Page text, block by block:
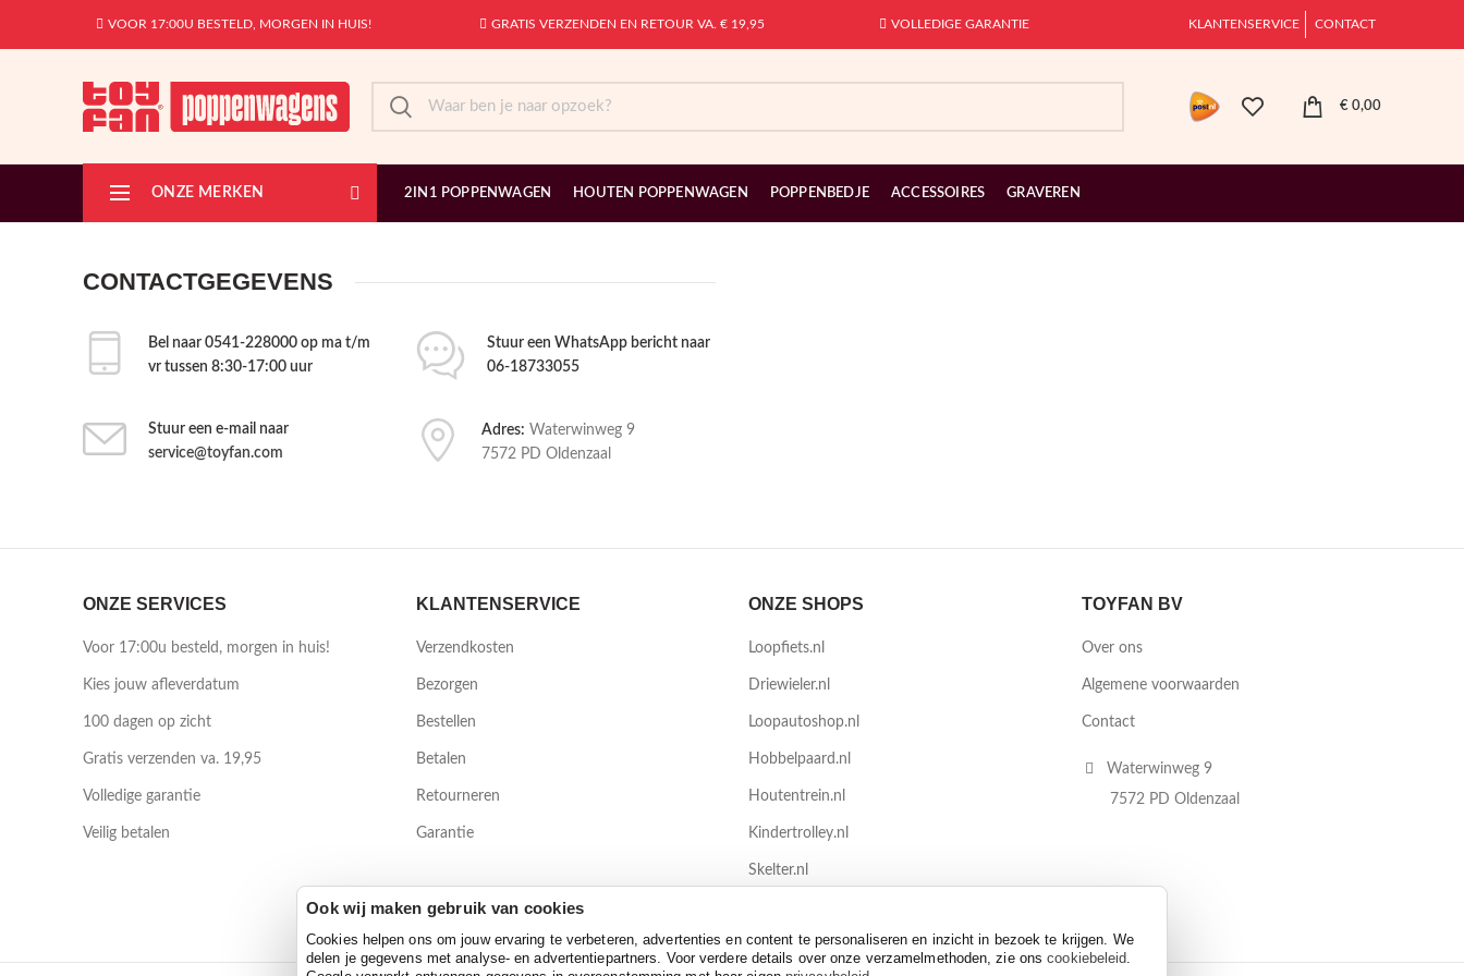
VOOR 17:00U BESTELD, MORGEN IN HUIS! GRATIS VERZENDEN EN RETOUR VA. € 19,95 VOLLEDIGE GARANTIE KLANTENSERVICE CONTACT
€ 0,00
ONZE MERKEN 2IN1 POPPENWAGEN HOUTEN POPPENWAGEN POPPENBEDJE ACCESSOIRES GRAVEREN
CONTACTGEGEVENS
Bel naar 0541-228000 op ma t/m
vr tussen 8:30-17:00 uur
Stuur een e-mail naar
service@toyfan.com
Stuur een WhatsApp bericht naar
06-18733055
Adres: Waterwinweg 9
7572 PD Oldenzaal
ONZE SERVICES
Voor 17:00u besteld, morgen in huis!
Kies jouw afleverdatum
100 dagen op zicht
Gratis verzenden va. 19,95
Volledige garantie
Veilig betalen
KLANTENSERVICE
Verzendkosten
Bezorgen
Bestellen
Betalen
Retourneren
Garantie
ONZE SHOPS
Loopfiets.nl
Driewieler.nl
Loopautoshop.nl
Hobbelpaard.nl
Houtentrein.nl
Kindertrolley.nl
Skelter.nl
TOYFAN BV
Over ons
Algemene voorwaarden
Contact
Waterwinweg 9
7572 PD Oldenzaal
Ook wij maken gebruik van cookies
Cookies helpen ons om jouw ervaring te verbeteren, advertenties en content te personaliseren en inzicht in bezoek te krijgen. We
delen je gegevens met analyse- en advertentiepartners. Voor verdere details over onze verzamelmethoden, zie onscookiebeleid